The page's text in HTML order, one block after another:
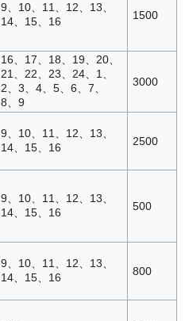
9、10、11、12、13、
14、15、16
1500
16、17、18、19、20、
21、22、23、24、1、
2、3、4、5、6、7、
8、9
3000
9、10、11、12、13、
14、15、16
2500
9、10、11、12、13、
14、15、16
500
9、10、11、12、13、
14、15、16
800